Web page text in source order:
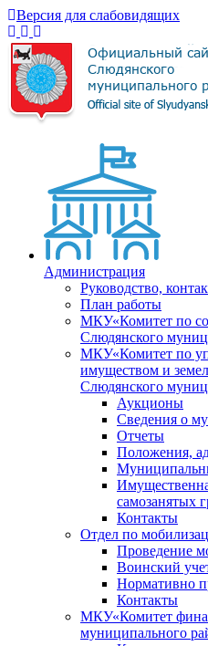
Версия для слабовидящих
Администрация
Руководство,
План работы
МКУ«Комитет по
Слюдянского
МКУ«Комитет по
имуществом и
Слюдянского
Аукционы
Сведения о
Отчеты
Положения,
самозанятых
Контакты
Отдел по
Проведение
Воинский
Нормативно
Контакты
МКУ«Комитет
муниципального